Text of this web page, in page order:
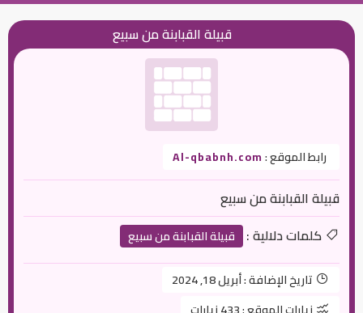
قبيلة القبابنة من سبيع
رابط الموقع :Al-qbabnh.com
قبيلة القبابنة من سبيع
كلمات دلالية :
قبيلة القبابنة من سبيع
تاريخ الإضافة :أبريل 18, 2024